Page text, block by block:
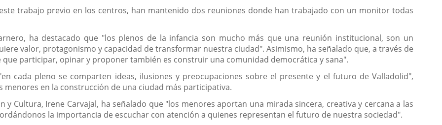
trabajo previo en los centros, han mantenido dos reuniones donde han trabajado con un monitor todas
ha destacado que "los plenos de la infancia son mucho más que una reunión institucional, son un
valor, protagonismo y capacidad de transformar nuestra ciudad". Asimismo, ha señalado que, a través de
participar, opinar y proponer también es construir una comunidad democrática y sana".
cada pleno se comparten ideas, ilusiones y preocupaciones sobre el presente y el futuro de Valladolid",
menores en la construcción de una ciudad más participativa.
y Cultura, Irene Carvajal, ha señalado que "los menores aportan una mirada sincera, creativa y cercana a las
la importancia de escuchar con atención a quienes representan el futuro de nuestra sociedad".